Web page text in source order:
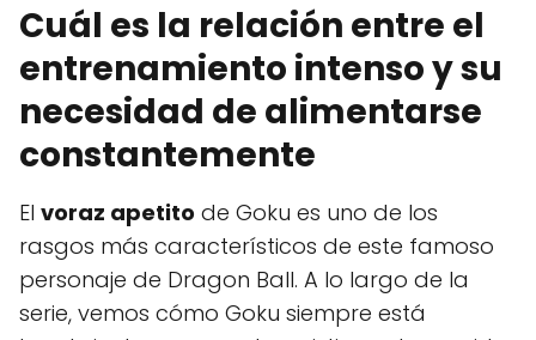
Cuál es la relación entre el
entrenamiento intenso y su
necesidad de alimentarse
constantemente
El voraz apetito de Goku es uno de los
rasgos más característicos de este famoso
personaje de Dragon Ball. A lo largo de la
serie, vemos cómo Goku siempre está